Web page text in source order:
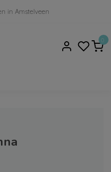
in Amstelveen
0